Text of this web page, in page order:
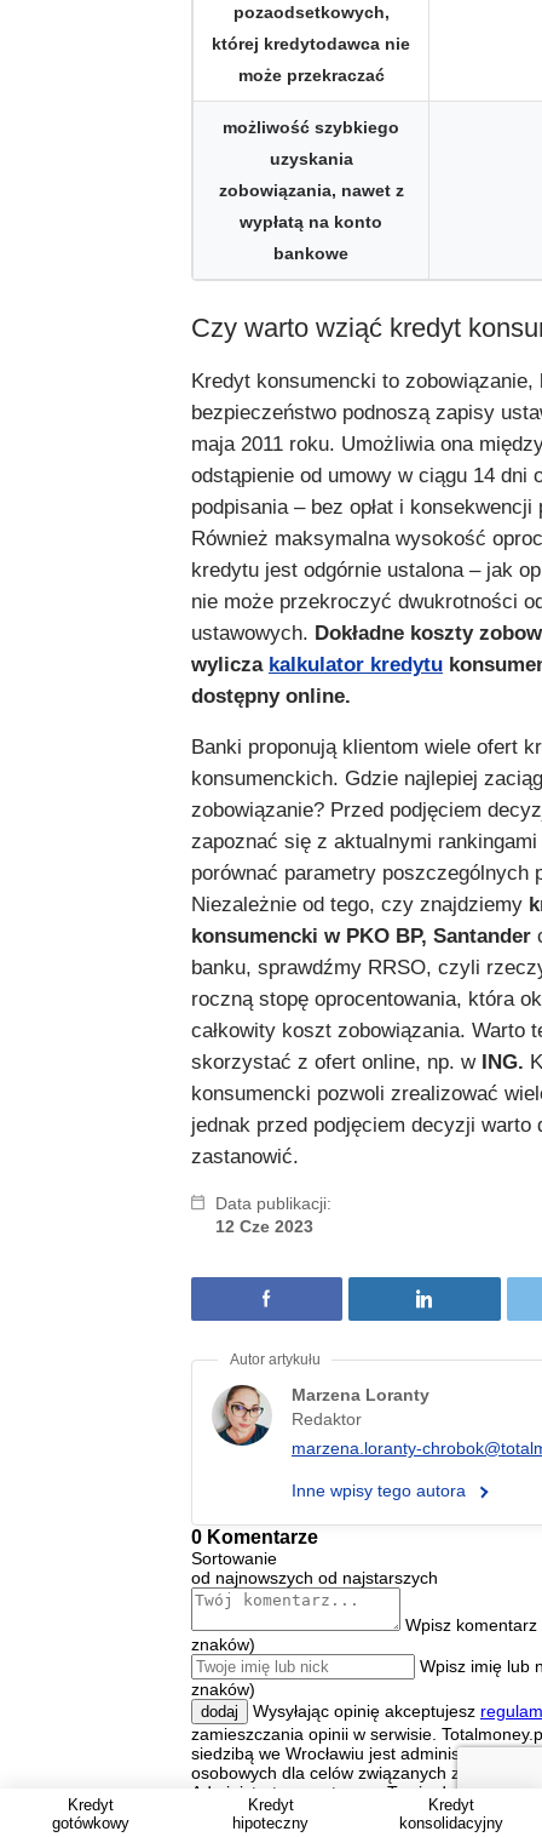
pozaodsetkowych,
której kredytodawca nie
może przekraczać
możliwość szybkiego
uzyskania
zobowiązania, nawet z
wypłatą na konto
bankowe
Czy warto wziąć kredyt
Kredyt konsumencki to zobowiązanie,
bezpieczeństwo podnoszą zapisy
maja 2011 roku. Umożliwia ona
odstąpienie od umowy w ciągu 14 dni
podpisania – bez opłat i konsekwencji
Również maksymalna wysokość
kredytu jest odgórnie ustalona – jak
nie może przekroczyć dwukrotności
ustawowych. Dokładne koszty
wylicza kalkulator kredytu
dostępny online.
Banki proponują klientom wiele ofert
konsumenckich. Gdzie najlepiej
zobowiązanie? Przed podjęciem
zapoznać się z aktualnymi
porównać parametry poszczególnych
Niezależnie od tego, czy znajdziemy
konsumencki w PKO BP, Santander
banku, sprawdźmy RRSO, czyli
roczną stopę oprocentowania, która
całkowity koszt zobowiązania. Warto
skorzystać z ofert online, np. w ING.
konsumencki pozwoli zrealizować
jednak przed podjęciem decyzji warto
zastanowić.
Data publikacji:
12 Cze 2023
Marzena Loranty
Redaktor
marzena.loranty-
Inne wpisy tego autora
0 Komentarze
Sortowanie
od najnowszych od najstarszych
Wpisz
znaków)
Wpisz imię lub
znaków)
dodaj Wysyłając opinię akceptujesz
zamieszczania opinii w serwisie.
siedzibą we Wrocławiu jest administratorem
osobowych dla celów związanych z
Administrator przetwarza Twoje dane
podajesz lub pozostawiasz w ramach
serwisie. Przetwarzamy te dane w celu
Kredyt
gotówkowy
Kredyt
hipoteczny
Kredyt
konsolidacyjny